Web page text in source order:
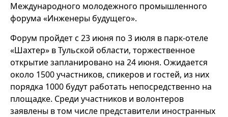
Международного молодежного промышленного
форума «Инженеры будущего».
Форум пройдет с 23 июня по 3 июля в парк-отеле
«Шахтер» в Тульской области, торжественное
открытие запланировано на 24 июня. Ожидается
около 1500 участников, спикеров и гостей, из них
порядка 1000 будут работать непосредственно на
площадке. Среди участников и волонтеров
заявлены в том числе представители иностранных